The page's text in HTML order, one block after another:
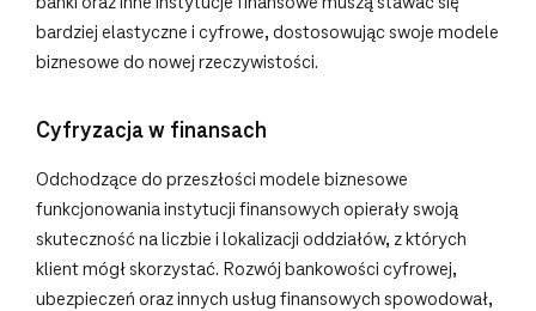
bardziej elastyczne i cyfrowe, dostosowując swoje modele
biznesowe do nowej rzeczywistości.
Cyfryzacja w finansach
Odchodzące do przeszłości modele biznesowe
funkcjonowania instytucji finansowych opierały swoją
skuteczność na liczbie i lokalizacji oddziałów, z których
klient mógł skorzystać. Rozwój bankowości cyfrowej,
ubezpieczeń oraz innych usług finansowych spowodował,